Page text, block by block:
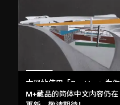
本网站使用「Cookies」为你
提供最好的网站体验。
M+藏品的简体中文内容仍在